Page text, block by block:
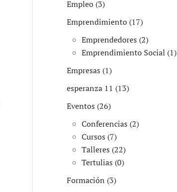
Empleo (3)
Emprendimiento (17)
Emprendedores (2)
Emprendimiento Social (1)
Empresas (1)
esperanza 11 (13)
Eventos (26)
Conferencias (2)
Cursos (7)
Talleres (22)
Tertulias (0)
Formación (3)